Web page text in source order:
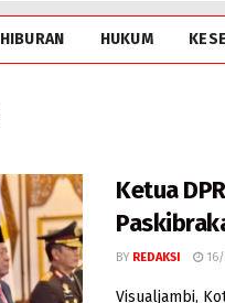
HIBURAN HUKUM
Ketua
BY REDAKSI 16/
Visualjambi,